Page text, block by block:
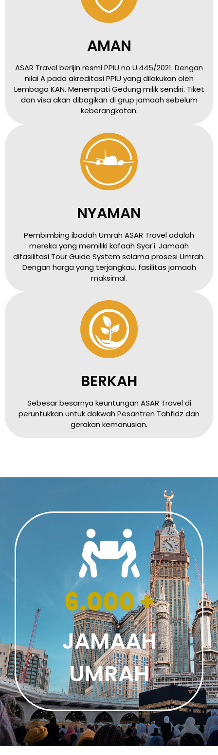
AMAN
ASAR Travel berijin resmi PPIU no U.445/2021. Dengan
nilai A pada akreditasi PPIU yang dilakukan oleh
Lembaga KAN. Menempati Gedung milik sendiri. Tiket
dan visa akan dibagikan di grup jamaah sebelum
keberangkatan.
NYAMAN
Pembimbing ibadah Umrah ASAR Travel adalah
mereka yang memiliki kafaah Syar'i. Jamaah
difasilitasi Tour Guide System selama prosesi Umrah.
Dengan harga yang terjangkau, fasilitas jamaah
maksimal.
BERKAH
Sebesar besarnya keuntungan ASAR Travel di
peruntukkan untuk dakwah Pesantren Tahfidz dan
gerakan kemanusian.
6.000 +
JAMAAH
UMRAH